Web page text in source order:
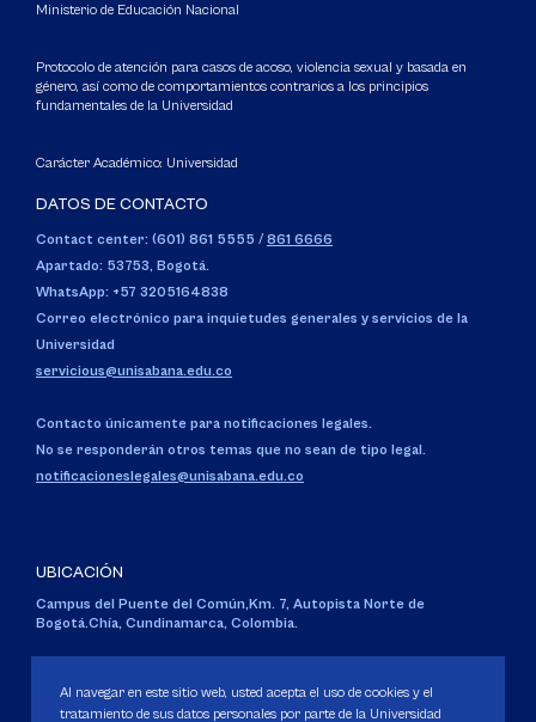
Ministerio de Educación Nacional
Protocolo de atención para casos de acoso, violencia sexual y basada en
género, así como de comportamientos contrarios a los principios
fundamentales de la Universidad
Carácter Académico: Universidad
DATOS DE CONTACTO
Contact center: (601) 861 5555 / 861 6666
Apartado: 53753, Bogotá.
WhatsApp: +57 3205164838
Correo electrónico para inquietudes generales y servicios de la
Universidad
servicious@unisabana.edu.co
Contacto únicamente para notificaciones legales.
No se responderán otros temas que no sean de tipo legal.
notificacioneslegales@unisabana.edu.co
UBICACIÓN
Campus del Puente del Común,Km. 7, Autopista Norte de
Bogotá.Chía, Cundinamarca, Colombia.
Personería Jurídica:Resolución 130 del 14 de enero de 1980.
Ministerio de Educación Nacional.
Al navegar en este sitio web, usted acepta el uso de cookies y el
tratamiento de sus datos personales por parte de la Universidad